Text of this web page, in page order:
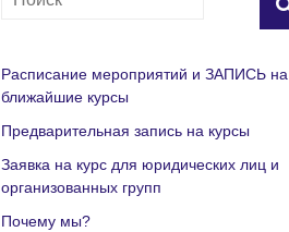
Расписание мероприятий и ЗАПИСЬ на
ближайшие курсы
Предварительная запись на курсы
Заявка на курс для юридических лиц и
организованных групп
Почему мы?